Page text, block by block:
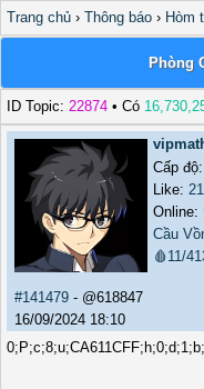
Trang chủ › Thông báo › Hòm
Phòng
ID Topic: 22874 • Có
Cấp độ:
Like:
Online:
Cầu
🩸11/
#141479 - @618847
16/09/2024 18:10